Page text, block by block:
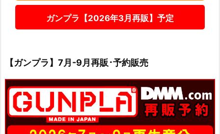
ガンプラ【2026年3月再販】予定
【ガンプラ】7月-9月再販･予約販売